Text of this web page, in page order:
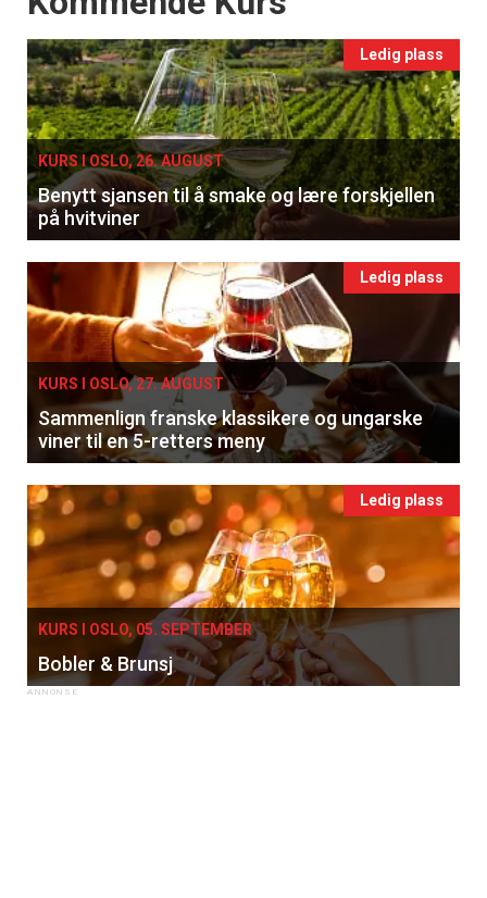
Ledig plass
KURS I OSLO, 26. AUGUST
Benytt sjansen til å smake og lære forskjellen
på hvitviner
Ledig plass
KURS I OSLO, 27. AUGUST
Sammenlign franske klassikere og ungarske
viner til en 5-retters meny
Ledig plass
KURS I OSLO, 05. SEPTEMBER
Bobler & Brunsj